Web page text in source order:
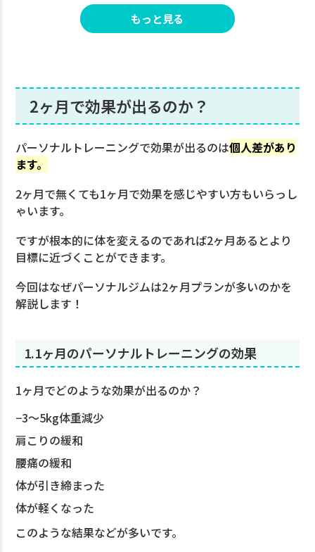
2.プロの的確なアドバイス
3.お金をかけているので頑張れる
2.休養を適切に入れる事ができる
3.食事管理がやりやすい
パーソナルジムは「EASY FIT」
もっと見る
2ヶ月で効果が出るのか？
パーソナルトレーニングで効果が出るのは個人差があり
ます。
2ヶ月で無くても1ヶ月で効果を感じやすい方もいらっし
ゃいます。
ですが根本的に体を変えるのであれば2ヶ月あるとより
目標に近づくことができます。
今回はなぜパーソナルジムは2ヶ月プランが多いのかを
解説します！
1.1ヶ月のパーソナルトレーニングの効果
1ヶ月でどのような効果が出るのか？
−3〜5kg体重減少
肩こりの緩和
腰痛の緩和
体が引き締まった
体が軽くなった
このような結果などが多いです。